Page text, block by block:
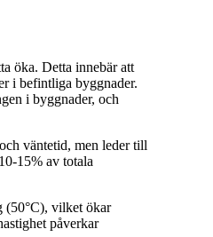
öka. Detta innebär att
i befintliga byggnader.
i byggnader, och
väntetid, men leder till
15% av totala
(50°C), vilket ökar
påverkar